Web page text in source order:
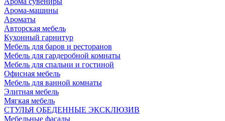
Арома-машины
Ароматы
Авторская мебель
Кухонный гарнитур
Мебель для баров и ресторанов
Мебель для гардеробной комнаты
Мебель для спальни и гостиной
Офисная мебель
Мебель для ванной комнаты
Элитная мебель
Мягкая мебель
СТУЛЬЯ ОБЕДЕННЫЕ ЭКСКЛЮЗИВ
Мебельные фасады